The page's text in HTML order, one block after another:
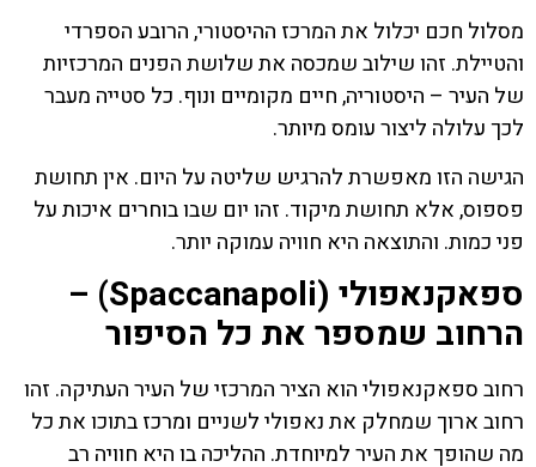
מסלול חכם יכלול את המרכז ההיסטורי, הרובע הספרדי
והטיילת. זהו שילוב שמכסה את שלושת הפנים המרכזיות
של העיר – היסטוריה, חיים מקומיים ונוף. כל סטייה מעבר
לכך עלולה ליצור עומס מיותר.
הגישה הזו מאפשרת להרגיש שליטה על היום. אין תחושת
פספוס, אלא תחושת מיקוד. זהו יום שבו בוחרים איכות על
פני כמות. והתוצאה היא חוויה עמוקה יותר.
ספאקנאפולי (Spaccanapoli) –
הרחוב שמספר את כל הסיפור
רחוב ספאקנאפולי הוא הציר המרכזי של העיר העתיקה. זהו
רחוב ארוך שמחלק את נאפולי לשניים ומרכז בתוכו את כל
מה שהופך את העיר למיוחדת. ההליכה בו היא חוויה רב